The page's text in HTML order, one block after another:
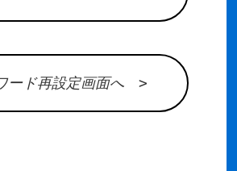
ード再設定画面へ >